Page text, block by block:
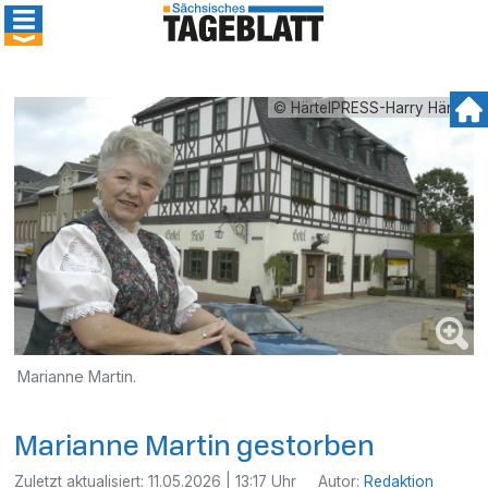
© HärtelPRESS-Harry Härtel
Marianne Martin.
Marianne Martin gestorben
Zuletzt aktualisiert:11.05.2026 | 13:17 Uhr Autor: Redaktion